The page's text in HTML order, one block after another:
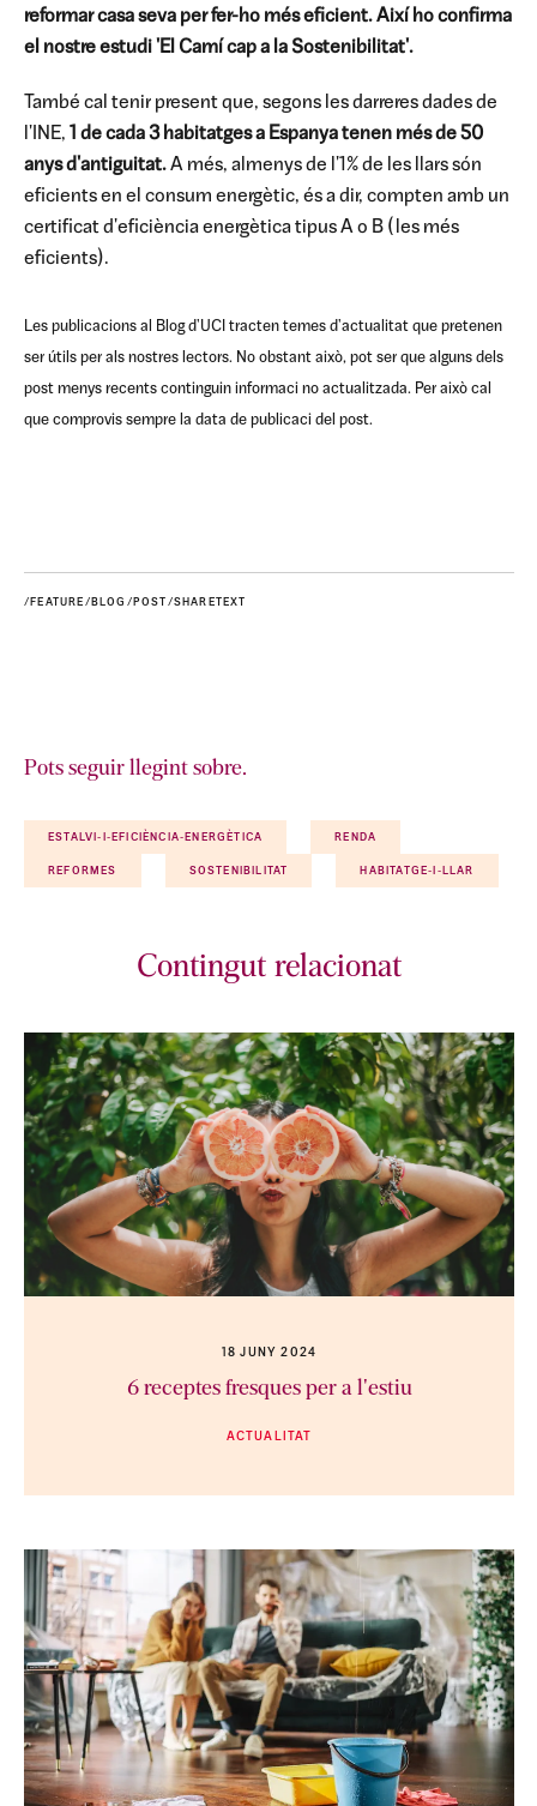
reformarcasa seva per fer-ho més eficient. Així ho confirma
el nostreestudi 'El Camí cap a la Sostenibilitat'.
També cal tenir present que, segons les darreres dades de
l'INE,
1 de cada 3 habitatges a Espanya tenen més de 50
anys d'antiguitat.A més, almenys de l'1% de les llars són
eficients en el consum energètic, és a dir, compten amb un
certificat d'eficiència energètica tipus A o B (les més
eficients).
Les publicacions al Blog d'UCI tracten temes d'actualitat que pretenen
ser útils per als nostres lectors. No obstant això, pot ser que alguns dels
post menys recents continguin informaci no actualitzada. Per això cal
que comprovis sempre la data de publicaci del post.
/FEATURE/BLOG/POST/SHARETEXT
Pots seguir llegint sobre.
ESTALVI-I-EFICIÈNCIA-ENERGÈTICA RENDA
REFORMES SOSTENIBILITAT HABITATGE-I-LLAR
Contingut relacionat
18 JUNY 2024
6 receptes fresques per a l'estiu
ACTUALITAT